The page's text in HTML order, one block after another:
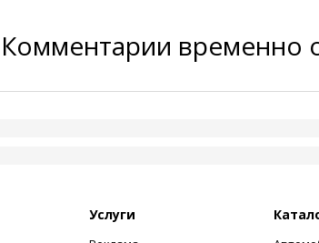
Комментарии временно
Услуги